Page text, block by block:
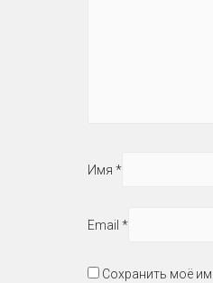
Имя *
Email *
Сохранить моё